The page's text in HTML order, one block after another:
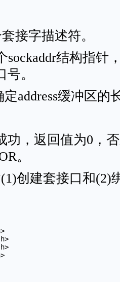
接字描述符。
sockaddr结构指针
。
定address缓冲区的
功，返回值为0，
。
创建套接口和(2)